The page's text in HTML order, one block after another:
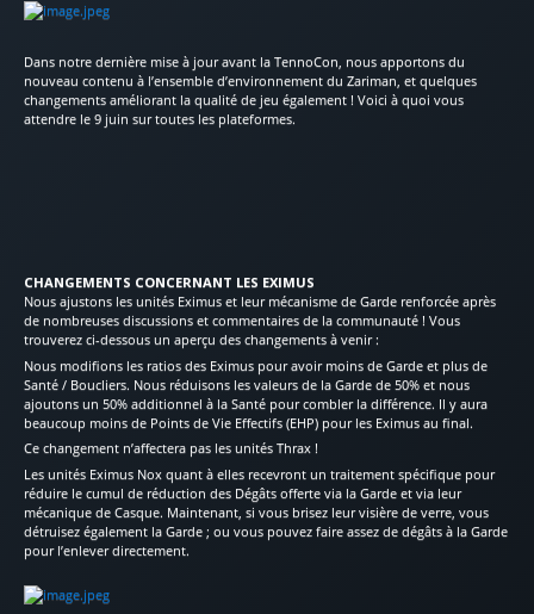
Dans notre dernière mise à jour avant la TennoCon, nous apportons du
nouveau contenu à l’ensemble d’environnement du Zariman, et quelques
changements améliorant la qualité de jeu également ! Voici à quoi vous
attendre le 9 juin sur toutes les plateformes.
CHANGEMENTS CONCERNANT LES EXIMUS
Nous ajustons les unités Eximus et leur mécanisme de Garde renforcée après
de nombreuses discussions et commentaires de la communauté ! Vous
trouverez ci-dessous un aperçu des changements à venir :
Nous modifions les ratios des Eximus pour avoir moins de Garde et plus de
Santé / Boucliers. Nous réduisons les valeurs de la Garde de 50% et nous
ajoutons un 50% additionnel à la Santé pour combler la différence. Il y aura
beaucoup moins de Points de Vie Effectifs (EHP) pour les Eximus au final.
Ce changement n’affectera pas les unités Thrax !
Les unités Eximus Nox quant à elles recevront un traitement spécifique pour
réduire le cumul de réduction des Dégâts offerte via la Garde et via leur
mécanique de Casque. Maintenant, si vous brisez leur visière de verre, vous
détruisez également la Garde ; ou vous pouvez faire assez de dégâts à la Garde
pour l’enlever directement.